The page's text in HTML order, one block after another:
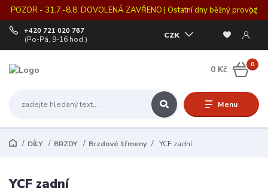
POZOR - 31.7.-8.8. DOVOLENÁ ZAVŘENO | Ostatní dny běžný provoz
Menu
CZK
+420 721 020 767
(Po-Pá, 9-16 hod.)
0
0 Kč
DÍLY BRZDY Brzdové třmeny YCF zadní
YCF zadní